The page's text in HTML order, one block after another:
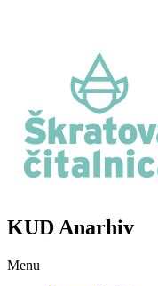
KUD Anarhiv
Menu